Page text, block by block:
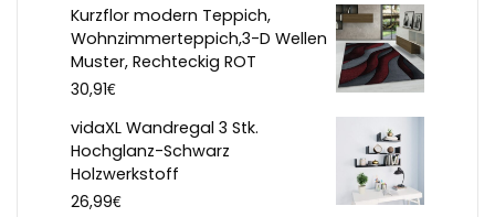
Kurzflor modern Teppich,
Wohnzimmerteppich,3-D Wellen
Muster, Rechteckig ROT
30,91€
vidaXL Wandregal 3 Stk.
Hochglanz-Schwarz
Holzwerkstoff
26,99€